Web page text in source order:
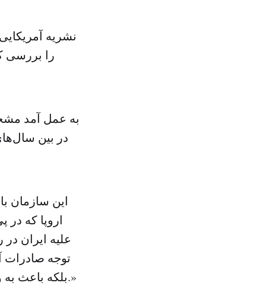
نشریه
را بررسی
این سازمان
اروپا که
علیه ایران
توجه صادرات
بلکه باعث به وجود آمدن سالانه ۵۱ تا ۶۴ هزار فرصت شغلی جدید در ایران شده است.»